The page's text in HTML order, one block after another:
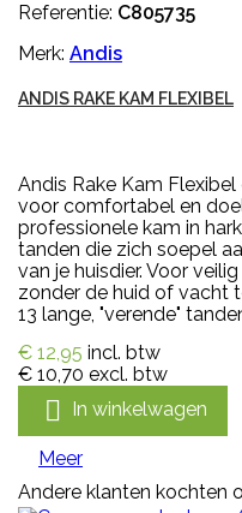
Referentie: C805735
Merk: Andis
ANDIS RAKE KAM FLEXIBEL
Andis Rake Kam
voor comfortabel en
professionele kam in
tanden die zich soepel
van je huisdier. Voor
zonder de huid of vacht
13 lange, "verende"
€ 12,95 incl. btw
€ 10,70 excl. btw
 In winkelwagen
Meer
Andere klanten kochten